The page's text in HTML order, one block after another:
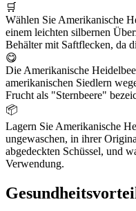
🛒
Wählen Sie Amerikanische
einem leichten silbernen
Behälter mit Saftflecken, da
😋
Die Amerikanische
amerikanischen Siedlern
Frucht als "Sternbeere"
📦
Lagern Sie Amerikanische
ungewaschen, in ihrer
abgedeckten Schüssel, und
Verwendung.